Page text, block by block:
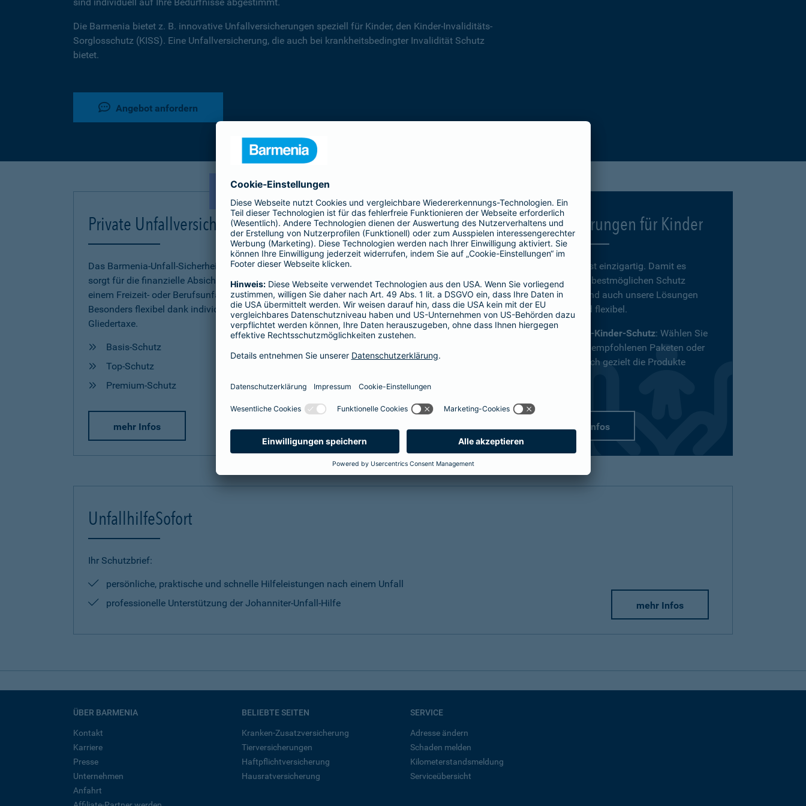
Die Barmenia bietet z. B. innovative Unfallversicherungen speziell für Kinder, den Kinder-Invaliditäts-
Sorglosschutz (KISS). Eine Unfallversicherung, die auch bei krankheitsbedingter Invalidität Schutz
bietet.
Angebot anfordern
NEU!
Private Unfallversicherung
Das Barmenia-Unfall-Sicherheitskonzept
sorgt für die finanzielle Absicherung nach
einem Freizeit- oder Berufsunfall.
Besonders flexibel dank individueller
Gliedertaxe.
Basis-Schutz
Top-Schutz
Premium-Schutz
mehr Infos
Kinder-Invaliditätsschutz
Der Kinder-Invaliditäts-Sorglos-Schutz
(KISS) sichert die finanzielle und soziale
Zukunft Ihrer Kinder bei
krankheits- oder
unfallbedingter Invalidität
Reha-Management inklusive
mehr Infos
Versicherungen für Kinder
Jedes Kind ist einzigartig. Damit es
definitiv den bestmöglichen Schutz
bekommt, sind auch unsere Lösungen
vielfältig und flexibel.
Passend-für-Kinder-Schutz: Wählen Sie
aus unseren empfohlenen Paketen oder
stellen Sie sich gezielt die Produkte
mehr Infos
UnfallhilfeSofort
Ihr Schutzbrief:
persönliche, praktische und schnelle Hilfeleistungen nach einem Unfall
professionelle Unterstützung der Johanniter-Unfall-Hilfe
mehr Infos
ÜBER BARMENIA
Kontakt
Karriere
Presse
Unternehmen
Anfahrt
BELIEBTE SEITEN
Kranken-Zusatzversicherung
Tierversicherungen
Haftpflichtversicherung
Hausratversicherung
SERVICE
Adresse ändern
Schaden melden
Kilometerstandsmeldung
Serviceübersicht